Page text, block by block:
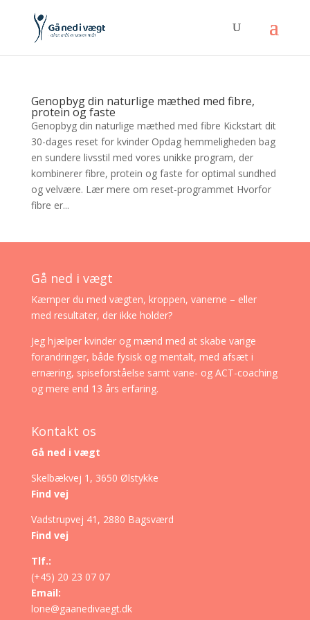
Genopbyg din naturlige mæthed med fibre,
protein og faste
Genopbyg din naturlige mæthed med fibre Kickstart dit
30-dages reset for kvinder Opdag hemmeligheden bag
en sundere livsstil med vores unikke program, der
kombinerer fibre, protein og faste for optimal sundhed
og velvære. Lær mere om reset-programmet Hvorfor
fibre er...
Gå ned i vægt
Kæmper du med vægten, kroppen, vanerne – eller
med resultater, der ikke holder?
Jeg hjælper kvinder og mænd med at skabe varige
forandringer, både fysisk og mentalt, med afsæt i
ernæring, spiseforståelse samt vane- og ACT-coaching
og mere end 13 års erfaring.
Kontakt os
Gå ned i vægt
Skelbækvej 1, 3650 Ølstykke
Find vej
Vadstrupvej 41, 2880 Bagsværd
Find vej
Tlf.:
(+45) 20 23 07 07
Email:
lone@gaanedivaegt.dk